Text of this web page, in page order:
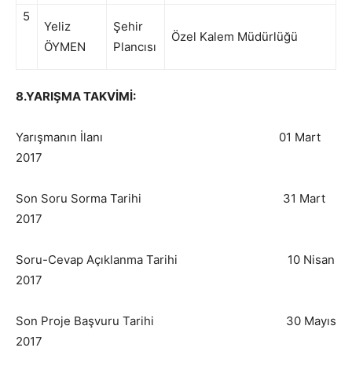
5
Yeliz
ÖYMEN
Şehir
Plancısı
Özel Kalem Müdürlüğü
8.YARIŞMA TAKVİMİ:
Yarışmanın İlanı 01 Mart
2017
Son Soru Sorma Tarihi 31 Mart
2017
Soru-Cevap Açıklanma Tarihi 10 Nisan
2017
Son Proje Başvuru Tarihi 30 Mayıs
2017